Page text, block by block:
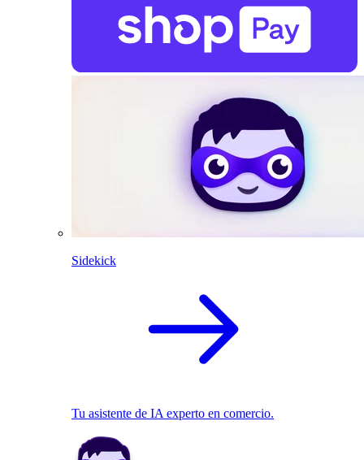
Sidekick
Tu asistente de IA experto en comercio.